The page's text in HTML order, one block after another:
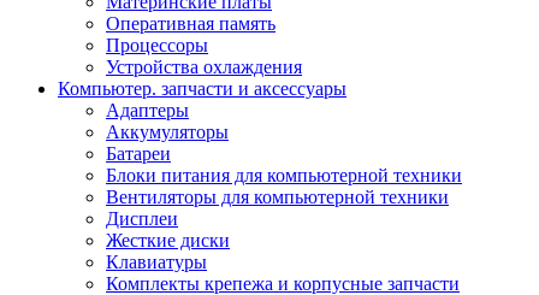
Оперативная память
Процессоры
Устройства охлаждения
Компьютер. запчасти и аксессуары
Адаптеры
Аккумуляторы
Батареи
Блоки питания для компьютерной техники
Вентиляторы для компьютерной техники
Дисплеи
Жесткие диски
Клавиатуры
Комплекты крепежа и корпусные запчасти